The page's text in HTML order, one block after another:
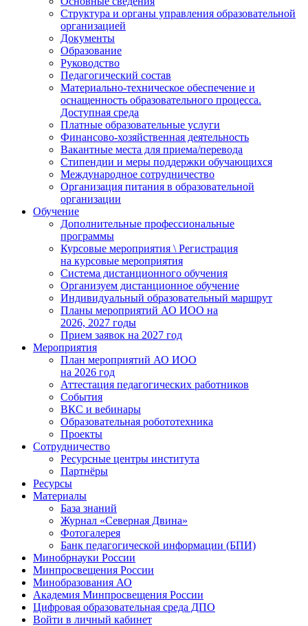
Структура и органы управления образовательной
организацией
Документы
Образование
Руководство
Педагогический состав
Материально-техническое обеспечение и
оснащенность образовательного процесса.
Доступная среда
Платные образовательные услуги
Финансово-хозяйственная деятельность
Вакантные места для приема/перевода
Стипендии и меры поддержки обучающихся
Международное сотрудничество
Организация питания в образовательной
организации
Обучение
Дополнительные профессиональные
программы
Курсовые мероприятия \ Регистрация
на курсовые мероприятия
Система дистанционного обучения
Организуем дистанционное обучение
Индивидуальный образовательный маршрут
Планы мероприятий АО ИОО на
2026, 2027 годы
Прием заявок на 2027 год
Мероприятия
План мероприятий АО ИОО
на 2026 год
Аттестация педагогических работников
События
ВКС и вебинары
Образовательная робототехника
Проекты
Сотрудничество
Ресурсные центры института
Партнёры
Ресурсы
Материалы
База знаний
Журнал «Северная Двина»
Фотогалерея
Банк педагогической информации (БПИ)
Минобрнауки России
Минпросвещения России
Минобразования АО
Академия Минпросвещения России
Цифровая образовательная среда ДПО
Войти в личный кабинет